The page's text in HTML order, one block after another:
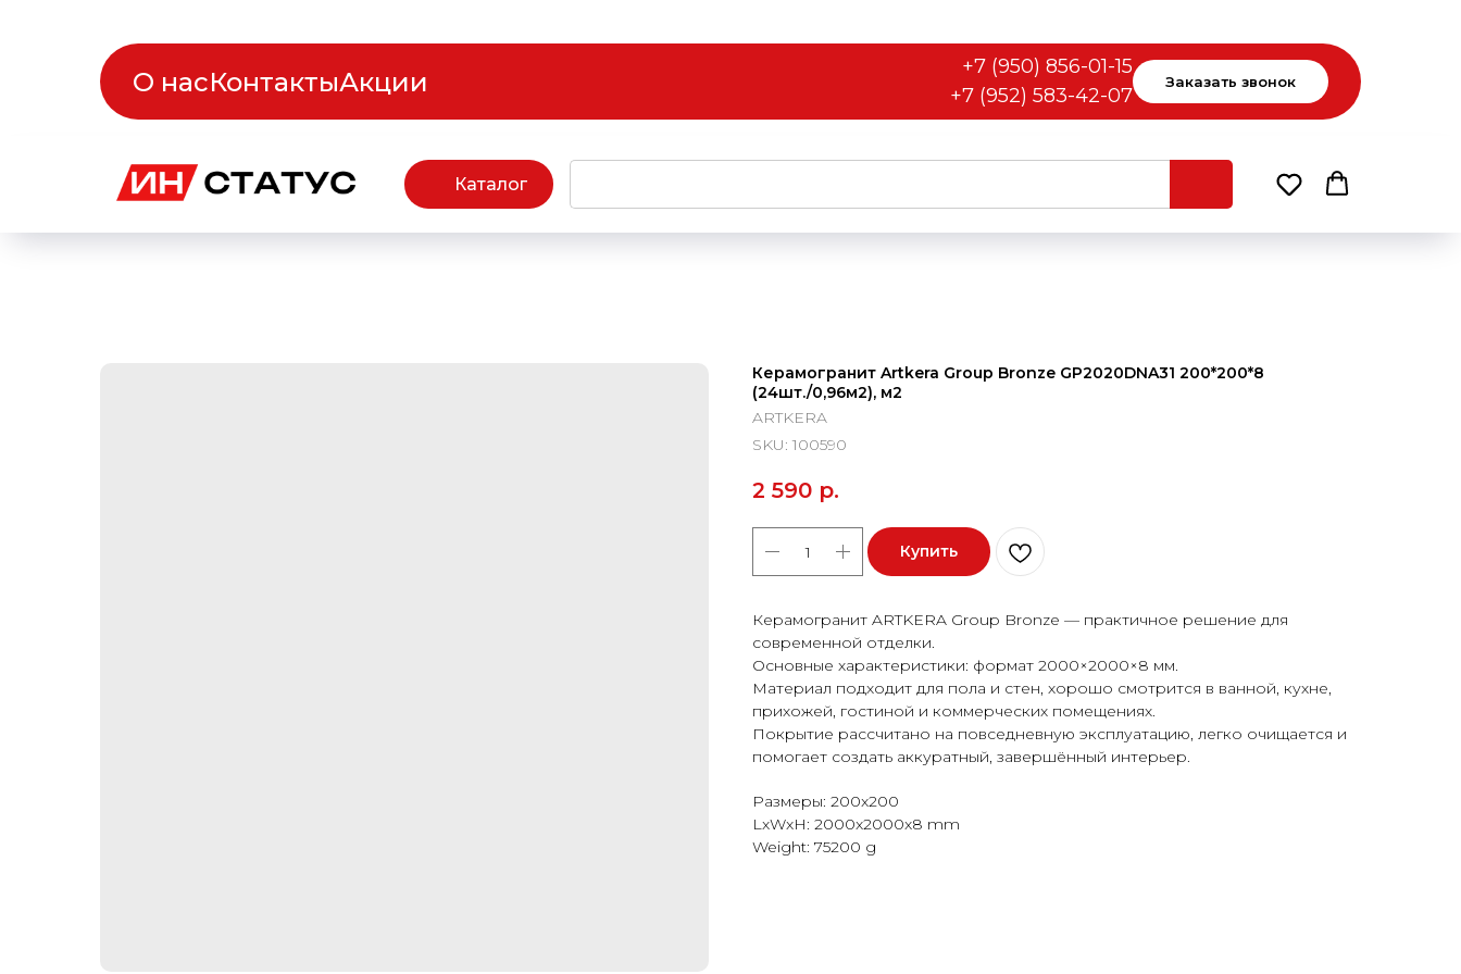
О насКонтактыАкции
+7 (950) 856-01-15
+7 (952) 583-42-07
Заказать звонок
Каталог
Керамогранит Artkera Group Bronze GP2020DNA31 200*200*8
(24шт./0,96м2), м2
ARTKERA
SKU: 100590
2 590 р.
Купить
Керамогранит ARTKERA Group Bronze — практичное решение для
современной отделки.
Основные характеристики: формат 2000×2000×8 мм.
Материал подходит для пола и стен, хорошо смотрится в ванной, кухне,
прихожей, гостиной и коммерческих помещениях.
Покрытие рассчитано на повседневную эксплуатацию, легко очищается и
помогает создать аккуратный, завершённый интерьер.
Размеры: 200x200
LxWxH: 2000x2000x8 mm
Weight: 75200 g